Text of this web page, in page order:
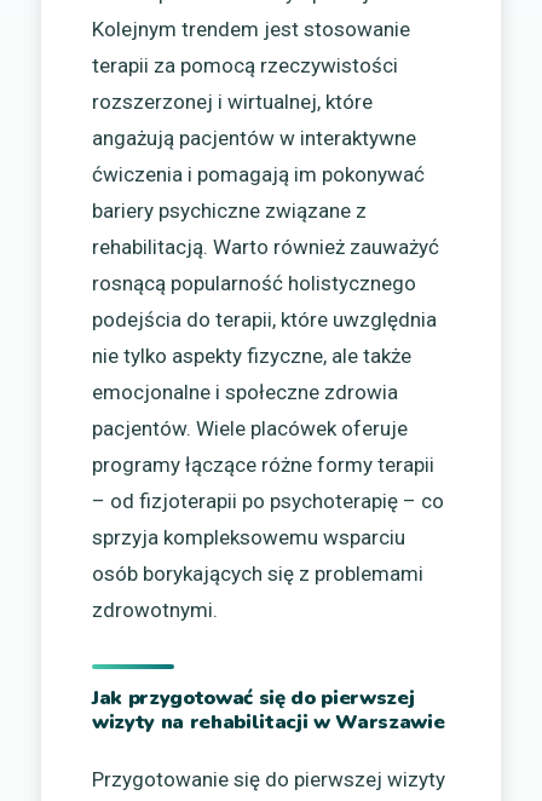
Kolejnym trendem jest stosowanie
terapii za pomocą rzeczywistości
rozszerzonej i wirtualnej, które
angażują pacjentów w interaktywne
ćwiczenia i pomagają im pokonywać
bariery psychiczne związane z
rehabilitacją. Warto również zauważyć
rosnącą popularność holistycznego
podejścia do terapii, które uwzględnia
nie tylko aspekty fizyczne, ale także
emocjonalne i społeczne zdrowia
pacjentów. Wiele placówek oferuje
programy łączące różne formy terapii
– od fizjoterapii po psychoterapię – co
sprzyja kompleksowemu wsparciu
osób borykających się z problemami
zdrowotnymi.
Jak przygotować się do pierwszej
wizyty na rehabilitacji w Warszawie
Przygotowanie się do pierwszej wizyty